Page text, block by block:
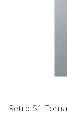
Retro 51